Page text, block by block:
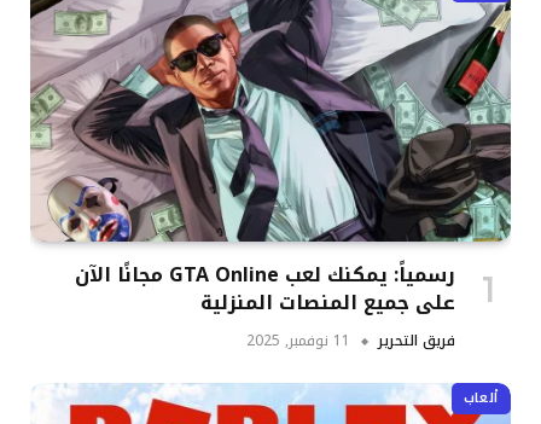
رسمياً: يمكنك لعب GTA Online مجانًا الآن
على جميع المنصات المنزلية
فريق التحرير 11 نوفمبر, 2025
ألعاب